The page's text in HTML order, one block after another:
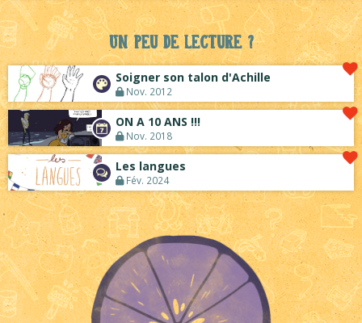
Un peu de lecture ?
Soigner son talon d'Achille
Nov. 2012
ON A 10 ANS !!!
Nov. 2018
Les langues
Fév. 2024